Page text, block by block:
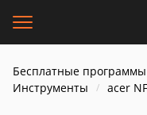
Бесплатные программы
Инструменты
acer